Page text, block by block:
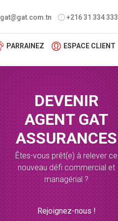
gat@gat.com.tn +216 31 334 333
PARRAINEZ ESPACE CLIENT
DEVENIR
AGENT GAT
ASSURANCES
Êtes-vous prêt(e) à relever ce
nouveau défi commercial et
managérial ?
Rejoignez-nous !